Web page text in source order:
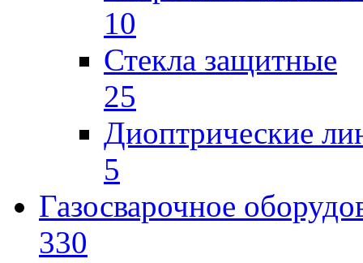
10
Стекла защитные
25
Диоптрические
5
Газосварочное
330